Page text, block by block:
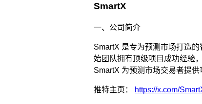
SmartX
一、公司简介
SmartX 是专为预测市场打造
始团队拥有顶级项目成功经验
SmartX 为预测市场交易者提供
推特主页： https://x.com/